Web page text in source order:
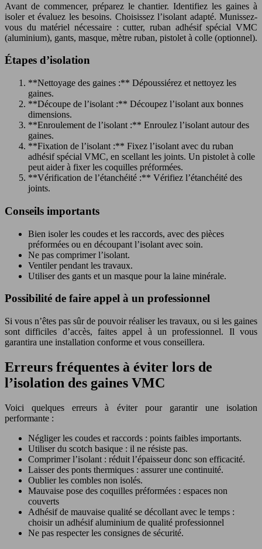
Avant de commencer, préparez le chantier. Identifiez les gaines à
isoler et évaluez les besoins. Choisissez l’isolant adapté. Munissez-
vous du matériel nécessaire : cutter, ruban adhésif spécial VMC
(aluminium), gants, masque, mètre ruban, pistolet à colle (optionnel).
Étapes d’isolation
**Nettoyage des gaines :** Dépoussiérez et nettoyez les
gaines.
**Découpe de l’isolant :** Découpez l’isolant aux bonnes
dimensions.
**Enroulement de l’isolant :** Enroulez l’isolant autour des
gaines.
**Fixation de l’isolant :** Fixez l’isolant avec du ruban
adhésif spécial VMC, en scellant les joints. Un pistolet à colle
peut aider à fixer les coquilles préformées.
**Vérification de l’étanchéité :** Vérifiez l’étanchéité des
joints.
Conseils importants
Bien isoler les coudes et les raccords, avec des pièces
préformées ou en découpant l’isolant avec soin.
Ne pas comprimer l’isolant.
Ventiler pendant les travaux.
Utiliser des gants et un masque pour la laine minérale.
Possibilité de faire appel à un professionnel
Si vous n’êtes pas sûr de pouvoir réaliser les travaux, ou si les gaines
sont difficiles d’accès, faites appel à un professionnel. Il vous
garantira une installation conforme et vous conseillera.
Erreurs fréquentes à éviter lors de
l’isolation des gaines VMC
Voici quelques erreurs à éviter pour garantir une isolation
performante :
Négliger les coudes et raccords : points faibles importants.
Utiliser du scotch basique : il ne résiste pas.
Comprimer l’isolant : réduit l’épaisseur donc son efficacité.
Laisser des ponts thermiques : assurer une continuité.
Oublier les combles non isolés.
Mauvaise pose des coquilles préformées : espaces non
couverts
Adhésif de mauvaise qualité se décollant avec le temps :
choisir un adhésif aluminium de qualité professionnel
Ne pas respecter les consignes de sécurité.